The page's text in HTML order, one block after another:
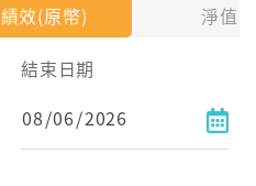
績效(原幣)
淨值
結束日期
依比例